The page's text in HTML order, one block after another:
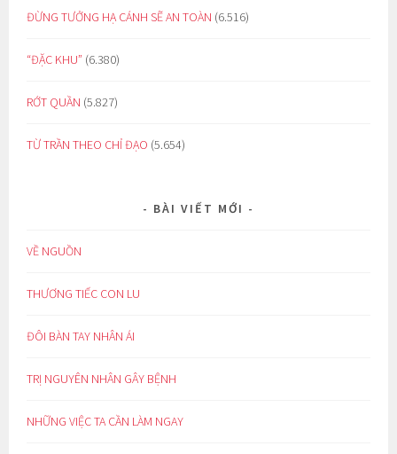
ĐỪNG TƯỞNG HẠ CÁNH SẼ AN TOÀN (6.516)
“ĐẶC KHU” (6.380)
RỚT QUẦN (5.827)
TỪ TRẦN THEO CHỈ ĐẠO (5.654)
BÀI VIẾT MỚI
VỀ NGUỒN
THƯƠNG TIẾC CON LU
ĐÔI BÀN TAY NHÂN ÁI
TRỊ NGUYÊN NHÂN GÂY BỆNH
NHỮNG VIỆC TA CẦN LÀM NGAY